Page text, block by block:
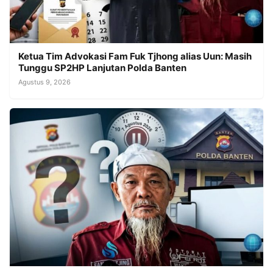
Ketua Tim Advokasi Fam Fuk Tjhong alias Uun: Masih
Tunggu SP2HP Lanjutan Polda Banten
Agustus 9, 2026